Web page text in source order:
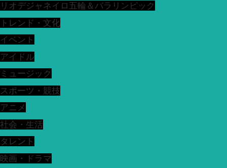
リオデジャネイロ五輪＆パラリンピック
トレンド・文化
イベント
アイドル
ミュージック
スポーツ・競技
アニメ
社会・生活
タレント
映画・ドラマ